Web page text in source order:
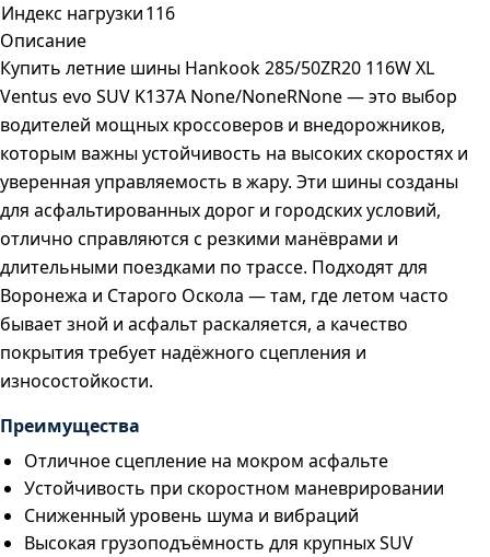
Индекс нагрузки116
Описание
Купить летние шины Hankook 285/50ZR20 116W XL
Ventus evo SUV K137A None/NoneRNone — это выбор
водителей мощных кроссоверов и внедорожников,
которым важны устойчивость на высоких скоростях и
уверенная управляемость в жару. Эти шины созданы
для асфальтированных дорог и городских условий,
отлично справляются с резкими манёврами и
длительными поездками по трассе. Подходят для
Воронежа и Старого Оскола — там, где летом часто
бывает зной и асфальт раскаляется, а качество
покрытия требует надёжного сцепления и
износостойкости.
Преимущества
Отличное сцепление на мокром асфальте
Устойчивость при скоростном маневрировании
Сниженный уровень шума и вибраций
Высокая грузоподъёмность для крупных SUV